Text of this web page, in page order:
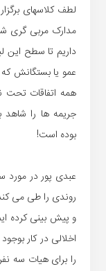
لطف کلاسهای
مدارک مربی گری
داریم تا سطح این
عمو یا بستگانش
همه اتفاقات تحت
جریمه ها را شاهد
بوده است!
عبدی پور در مورد
روندی را طی می کند
و پیش بینی کرده
اخلالی در کار
را برای هیات سه